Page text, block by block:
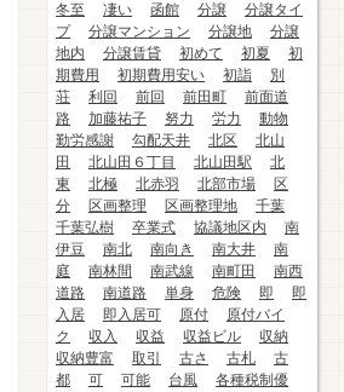
冬至
凄い 函館 分譲
分譲タイ
プ
分譲マンション 分譲地
分譲
地内
分譲賃貸 初めて 初夏
初
期費用
初期費用安い 初詣
別
荘
利回 前回 前田町
前面道
路
加藤祐子 努力 労力
動物
勤労感謝
勾配天井 北区
北山
田
北山田６丁目 北山田駅
北
東
北極 北赤羽 北部市場
区
分
区画整理 区画整理地
千葉
千葉弘樹
卒業式 協議地区内
南
伊豆
南北 南向き 南大井
南
庭
南林間 南武線 南町田
南西
道路
南道路 単身 危険 即
即
入居
即入居可 原付
原付バイ
ク
収入 収益 収益ビル
収納
収納豊富
取引 古さ 古札
古
都
可 可能 台風
各種税制優